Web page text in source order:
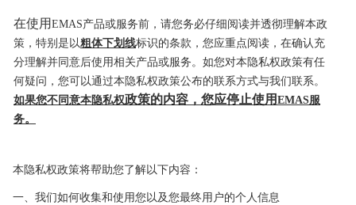
在使用 EMAS产品或服务前，请您务必仔细阅读并透彻理解本政
策，特别是以粗体下划线标识的条款，您应重点阅读，在确认充
分理解并同意后使用相关产品或服务。如您对本 隐私权政策有任
何疑问，您可以通过本隐私权政策公布的联系方式与我们联系。
如果您不同意本隐私权政策的内容，您应停止使用 EMAS服
务。
本隐私权政策将帮助您了解以下内容：
一、我们如何收集和使用您以及您最终用户的个人信息